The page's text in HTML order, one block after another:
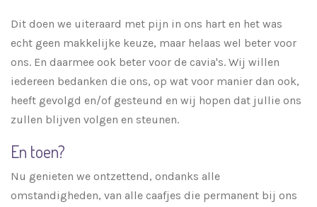
Dit doen we uiteraard met pijn in ons hart en het was
echt geen makkelijke keuze, maar helaas wel beter voor
ons. En daarmee ook beter voor de cavia's. Wij willen
iedereen bedanken die ons, op wat voor manier dan ook,
heeft gevolgd en/of gesteund en wij hopen dat jullie ons
zullen blijven volgen en steunen.
En toen?
Nu genieten we ontzettend, ondanks alle
omstandigheden, van alle caafjes die permanent bij ons